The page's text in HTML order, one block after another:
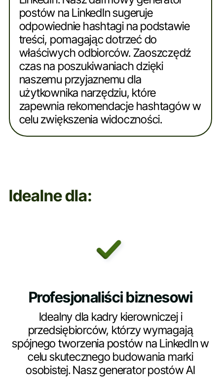
postów na LinkedIn sugeruje
odpowiednie hashtagi na podstawie
treści, pomagając dotrzeć do
właściwych odbiorców. Zaoszczędź
czas na poszukiwaniach dzięki
naszemu przyjaznemu dla
użytkownika narzędziu, które
zapewnia rekomendacje hashtagów w
celu zwiększenia widoczności.
Idealne dla:
Profesjonaliści biznesowi
Idealny dla kadry kierowniczej i
przedsiębiorców, którzy wymagają
spójnego tworzenia postów na LinkedIn w
celu skutecznego budowania marki
osobistej. Nasz generator postów AI